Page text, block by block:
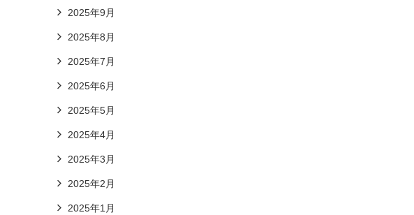
2025年9月
2025年8月
2025年7月
2025年6月
2025年5月
2025年4月
2025年3月
2025年2月
2025年1月